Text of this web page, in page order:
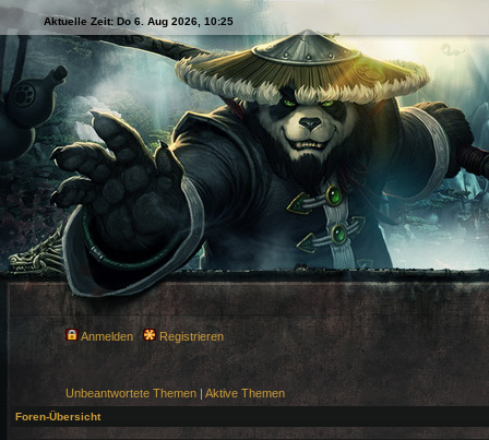
Aktuelle Zeit: Do 6. Aug 2026, 10:25
Anmelden Registrieren
Unbeantwortete Themen | Aktive Themen
Foren-Übersicht